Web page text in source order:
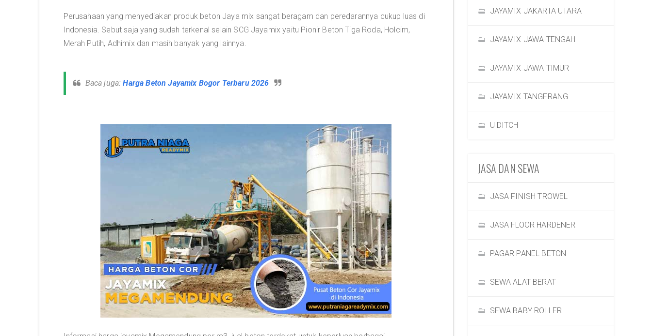
Perusahaan yang menyediakan produk beton Jaya mix sangat beragam dan peredarannya cukup luas di
Indonesia. Sebut saja yang sudah terkenal selain SCG Jayamix yaitu Pionir Beton Tiga Roda, Holcim,
Merah Putih, Adhimix dan masih banyak yang lainnya.
Baca juga:Harga Beton Jayamix Bogor Terbaru 2026
JAYAMIX JAKARTA UTARA
JAYAMIX JAWA TENGAH
JAYAMIX JAWA TIMUR
JAYAMIX TANGERANG
U DITCH
JASA DAN SEWA
JASA FINISH TROWEL
JASA FLOOR HARDENER
PAGAR PANEL BETON
SEWA ALAT BERAT
SEWA BABY ROLLER